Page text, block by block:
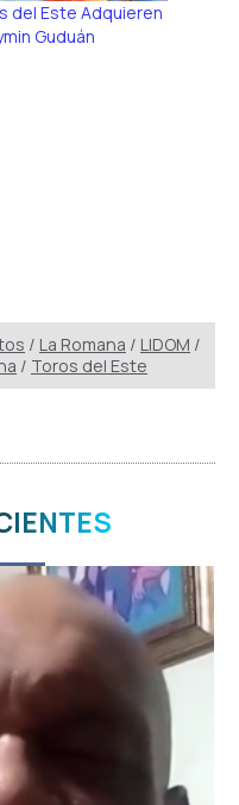
del Este Adquieren
Guduán
/ La Romana / LIDOM /
/ Toros del Este